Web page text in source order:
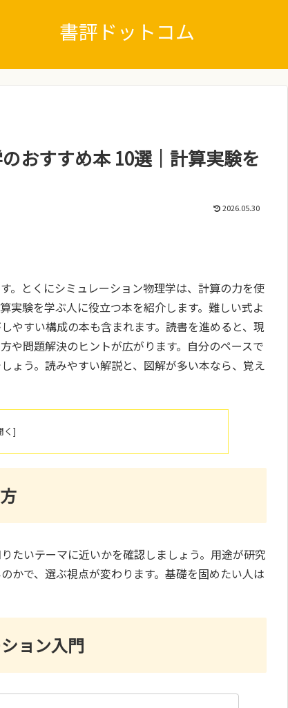
書評ドットコム
おすすめ本 10選｜計算実験を
2026.05.30
。とくにシミュレーション物理学は、計算の力を使
実験を学ぶ人に役立つ本を紹介します。難しい式よ
やすい構成の本も含まれます。読書を進めると、現
や問題解決のヒントが広がります。自分のペースで
ょう。読みやすい解説と、図解が多い本なら、覚え
たいテーマに近いかを確認しましょう。用途が研究
かで、選ぶ視点が変わります。基礎を固めたい人は
ョン入門